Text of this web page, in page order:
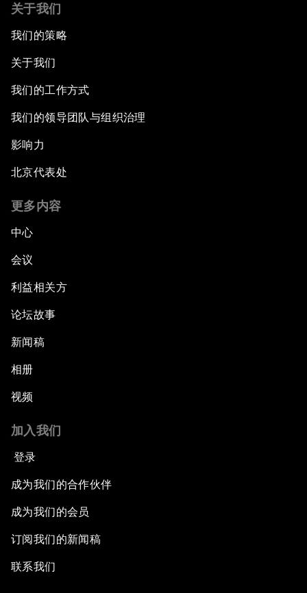
关于我们
我们的策略
关于我们
我们的工作方式
我们的领导团队与组织治理
影响力
北京代表处
更多内容
中心
会议
利益相关方
论坛故事
新闻稿
相册
视频
加入我们
登录
成为我们的合作伙伴
成为我们的会员
订阅我们的新闻稿
联系我们